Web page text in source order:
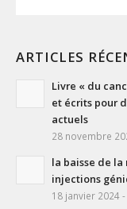
ARTICLES
Livre « du
et écrits pour
actuels
28 novembre
la baisse de
injections
18 janvier 2024